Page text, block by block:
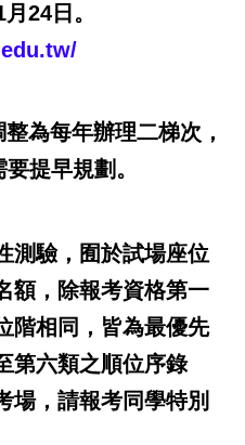
24日。
為每年辦理二梯次，
提早規劃。
測驗，囿於試場座位
額，除報考資格第一
階相同，皆為最優先
第六類之順位序錄
場，請報考同學特別